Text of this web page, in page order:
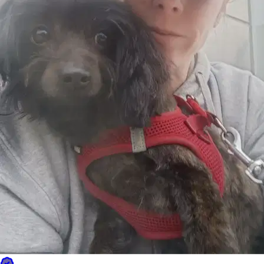
Données Sittsy à Antibes · Juin 2026
La rapidité de réponse à Antibes
Délais de réponse et d’offre sur l’ensemble du réseau Sittsy.
À quelle vitesse les pet sitters répondent
Médiane ~5 min · 81 % de réponses en moins d’1 h
Moins de 5 min
46 %
5–15 min
19 %
15–60 min
16 %
1–4 heures
9 %
4–24 heures
Plus de 24 h